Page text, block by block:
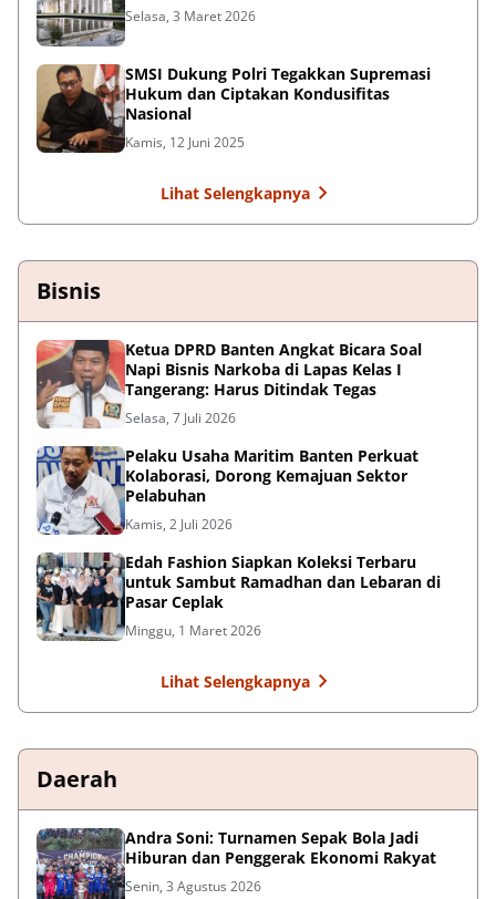
Selasa, 3 Maret 2026
SMSI Dukung Polri Tegakkan Supremasi
Hukum dan Ciptakan Kondusifitas
Nasional
Kamis, 12 Juni 2025
Lihat Selengkapnya
Bisnis
Ketua DPRD Banten Angkat Bicara Soal
Napi Bisnis Narkoba di Lapas Kelas I
Tangerang: Harus Ditindak Tegas
Selasa, 7 Juli 2026
Pelaku Usaha Maritim Banten Perkuat
Kolaborasi, Dorong Kemajuan Sektor
Pelabuhan
Kamis, 2 Juli 2026
Edah Fashion Siapkan Koleksi Terbaru
untuk Sambut Ramadhan dan Lebaran di
Pasar Ceplak
Minggu, 1 Maret 2026
Lihat Selengkapnya
Daerah
Andra Soni: Turnamen Sepak Bola Jadi
Hiburan dan Penggerak Ekonomi Rakyat
Senin, 3 Agustus 2026